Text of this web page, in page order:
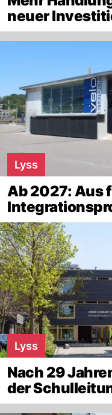
neuer
Lyss
Ab 2027: Aus
Lyss
Nach 29
der